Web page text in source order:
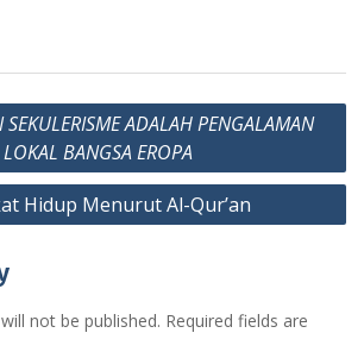
SEKULERISME ADALAH PENGALAMAN
LOKAL BANGSA EROPA
Hidup Menurut Al-Qur’an
not be published. Required fields are